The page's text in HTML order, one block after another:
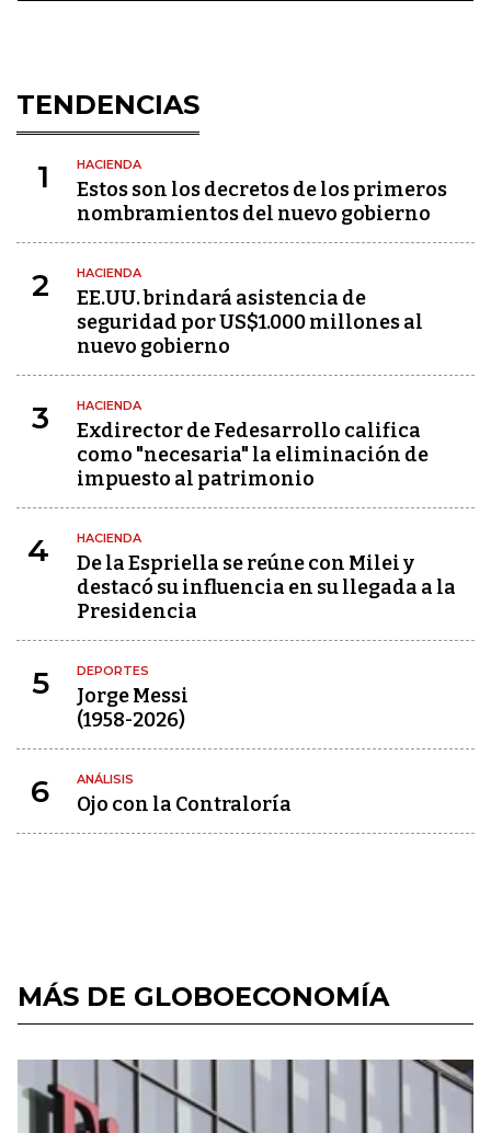
TENDENCIAS
1 HACIENDA
Estos son los decretos de los primeros
nombramientos del nuevo gobierno
2 HACIENDA
EE.UU. brindará asistencia de
seguridad por US$1.000 millones al
nuevo gobierno
3 HACIENDA
Exdirector de Fedesarrollo califica
como "necesaria" la eliminación de
impuesto al patrimonio
4 HACIENDA
De la Espriella se reúne con Milei y
destacó su influencia en su llegada a la
Presidencia
5 DEPORTES
Jorge Messi
(1958-2026)
6 ANÁLISIS
Ojo con la Contraloría
MÁS DE GLOBOECONOMÍA